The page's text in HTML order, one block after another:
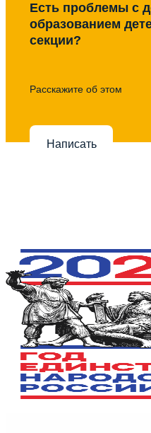
Есть проблемы с
образованием
секции?
Расскажите об этом
Написать